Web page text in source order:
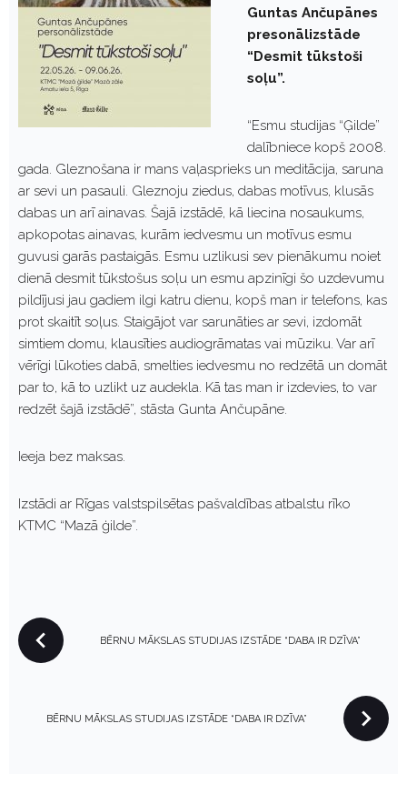
Guntas Ančupānes
presonālizstāde
“Desmit tūkstoši
soļu”.
“Esmu studijas “Ģilde”
dalībniece kopš 2008.
gada. Gleznošana ir mans vaļasprieks un meditācija, saruna
ar sevi un pasauli. Gleznoju ziedus, dabas motīvus, klusās
dabas un arī ainavas. Šajā izstādē, kā liecina nosaukums,
apkopotas ainavas, kurām iedvesmu un motīvus esmu
guvusi garās pastaigās. Esmu uzlikusi sev pienākumu noiet
dienā desmit tūkstošus soļu un esmu apzinīgi šo uzdevumu
pildījusi jau gadiem ilgi katru dienu, kopš man ir telefons, kas
prot skaitīt soļus. Staigājot var sarunāties ar sevi, izdomāt
simtiem domu, klausīties audiogrāmatas vai mūziku. Var arī
vērīgi lūkoties dabā, smelties iedvesmu no redzētā un domāt
par to, kā to uzlikt uz audekla. Kā tas man ir izdevies, to var
redzēt šajā izstādē”, stāsta Gunta Ančupāne.
Ieeja bez maksas.
Izstādi ar Rīgas valstspilsētas pašvaldības atbalstu rīko
KTMC “Mazā ģilde”.
P
O
BĒRNU MĀKSLAS STUDIJAS IZSTĀDE “DABA IR DZĪVA”
BĒRNU MĀKSLAS STUDIJAS IZSTĀDE “DABA IR DZĪVA”